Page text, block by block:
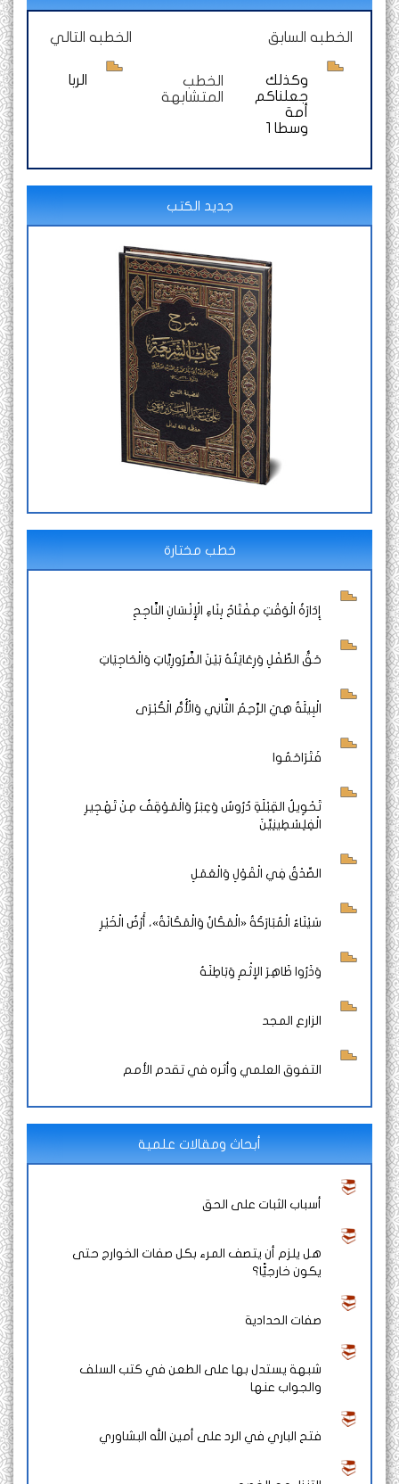
الخطبه السابق
وكذلك
جعلناكم
أمة
وسطا 1
الخطب
المتشابهة
الخطبه التالي
الربا
جديد الكتب
خطب مختارة
إِدَارَةُ الْوَقْتِ مِفْتَاحُ بِنَاءِ الْإِنْسَانِ النَّاجِحِ
حَقُّ الطِّفْلِ وَرِعَايَتُهُ بَيْنَ الضَّرُورِيَّاتِ وَالْحَاجِيَاتِ
الْبِيئَةُ هِيَ الرَّحِمُ الثَّانِي وَالْأُمُّ الْكُبْرَى
فَتَرَاحَمُوا
تَحْوِيلُ القِبْلَةِ دُرُوسٌ وَعِبَرٌ وَالْمَوْقِفُ مِنْ تَهْجِيرِ
الْفِلِسْطِينِيِّنَ
الصِّدْقُ فِي الْقَوْلِ وَالْعَمَلِ
سَيْنَاءُ الْمُبَارَكَةُ «الْمَكَانُ وَالْمَكَانَةُ»، أَرْضُ الْخَيْرِ
وَذَرُوا ظَاهِرَ الإثْمِ وَبَاطِنَهُ
الزارع المجد
التفوق العلمي وأثره في تقدم الأمم
أبحاث ومقالات علمية
أسباب الثبات على الحق
هل يلزم أن يتصف المرء بكل صفات الخوارج حتى
يكون خارجيًّا؟
صفات الحدادية
شبهة يستدل بها على الطعن في كتب السلف
والجواب عنها
فتح الباري في الرد على أمين الله البشاوري